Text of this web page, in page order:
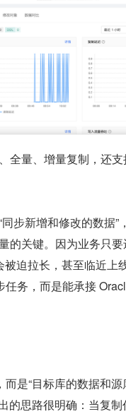
全量、增量复制，还
步新增和修改的数据
的关键。因为业务只
迫拉长，甚至临近上
务，而是能承接
是“目标库的数据和源
的思路很明确：当复